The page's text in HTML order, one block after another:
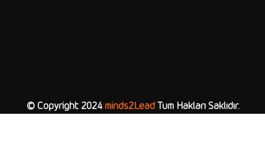
© Copyright 2024 minds2LeadTüm Hakları Saklıdır.